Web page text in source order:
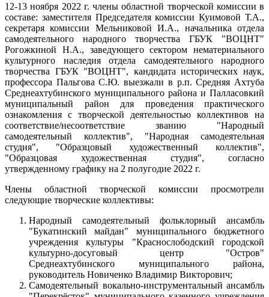
12-13 ноября 2022 г. члены областной творческой комиссии в
составе: заместителя Председателя комиссии Куимовой Т.А.,
секретаря комиссии Мельниковой И.А., начальника отдела
самодеятельного народного творчества ГБУК "ВОЦНТ"
Рогожкиной Н.А., заведующего сектором нематериального
культурного наследия отдела самодеятельного народного
творчества ГБУК "ВОЦНТ", кандидата исторических наук,
профессора Пальгова С.Ю. выезжали в р.п. Средняя Ахтуба
Среднеахтубинского муниципального района и Палласовкий
муниципальный район для проведения практического
ознакомления с творческой деятельностью коллективов на
соответствие/несоответствие званию "Народный
самодеятельный коллектив", "Народная самодеятельная
студия", "Образцовый художественный коллектив",
"Образцовая художественная студия", согласно
утвержденному графику на 2 полугодие 2022 г.
Члены областной творческой комиссии просмотрели
следующие творческие коллективы:
Народный самодеятельный фольклорный ансамбль
"Букатинский майдан" муниципального бюджетного
учреждения культуры "Краснослободский городской
культурно-досуговый центр "Остров"
Среднеахтубинского муниципального района,
руководитель Новиченко Владимир Викторович;
Самодеятельный вокально-инструментальный ансамбль